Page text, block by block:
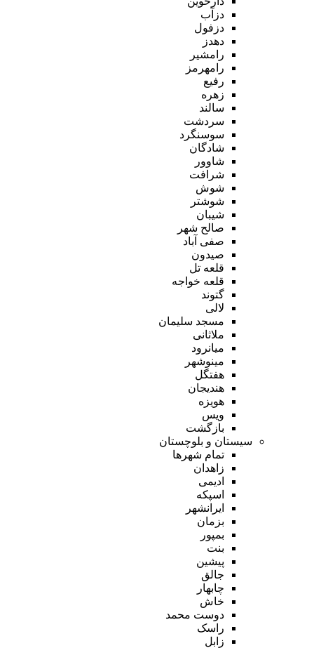
دزآب
دزفول
دهدز
رامشیر
رامهرمز
رفیع
زهره
سالند
سردشت
سوسنگرد
شادگان
شاوور
شرافت
شوش
شوشتر
شیبان
صالح شهر
صفی آباد
صیدون
قلعه تل
قلعه خواجه
گتوند
لالی
مسجد سلیمان
ملاثانی
میانرود
مینوشهر
هفتگل
هندیجان
هویزه
ویس
بازگشت
سیستان و بلوچستان
تمام شهر‌ها
زاهدان
ادیمی
اسپکه
ایرانشهر
بزمان
بمپور
بنت
پیشین
جالق
چابهار
خاش
دوست محمد
راسک
زابل